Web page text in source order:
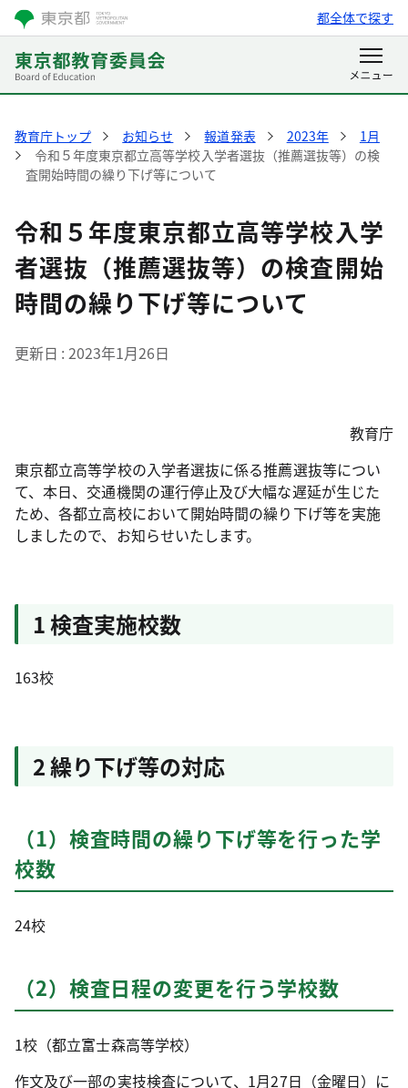
都全体で探す
教育庁トップ お知らせ 報道発表 2023年
1月
令和５年度東京都立高等学校入学者選抜（推薦選抜等）の検
査開始時間の繰り下げ等について
令和５年度東京都立高等学校入学
者選抜（推薦選抜等）の検査開始
時間の繰り下げ等について
更新日 2023年1月26日
教育庁
東京都立高等学校の入学者選抜に係る推薦選抜等につい
て、本日、交通機関の運行停止及び大幅な遅延が生じた
ため、各都立高校において開始時間の繰り下げ等を実施
しましたので、お知らせいたします。
1 検査実施校数
163校
2 繰り下げ等の対応
（1）検査時間の繰り下げ等を行った学
校数
24校
（2）検査日程の変更を行う学校数
1校（都立富士森高等学校）
作文及び一部の実技検査について、1月27日（金曜日）に